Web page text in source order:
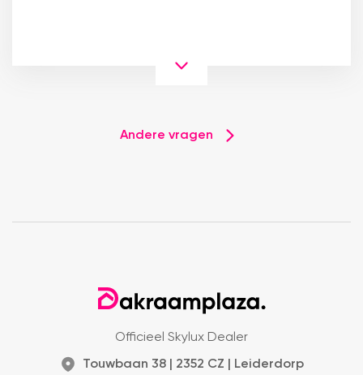
Andere vragen
Officieel Skylux Dealer
Touwbaan 38 | 2352 CZ | Leiderdorp